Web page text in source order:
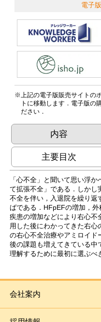
電子
上記の電子版販売サイトの
トに移動します．電子版の
ださい．
内容
主要目次
「心不全」と聞いて思い浮
て拡張不全」である．しかし
不全を伴い，入退院を繰り返
ばである．HFpEFの増加，
疾患の増加などにより右心不
用した後にわかってきた右
の右心不全治療やアミロイド
後の課題も増えてきている中
理解するために最初に選ぶべ
会社案内